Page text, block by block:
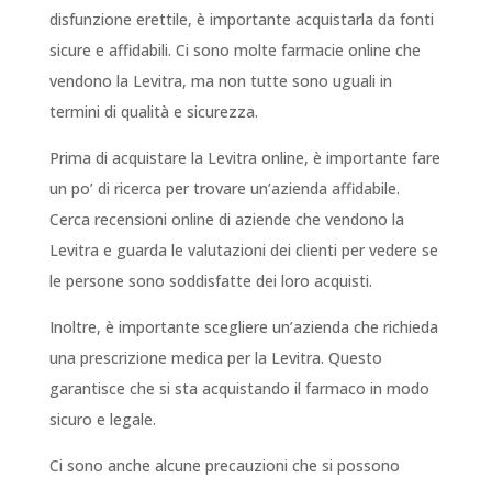
disfunzione erettile, è importante acquistarla da fonti
sicure e affidabili. Ci sono molte farmacie online che
vendono la Levitra, ma non tutte sono uguali in
termini di qualità e sicurezza.
Prima di acquistare la Levitra online, è importante fare
un po’ di ricerca per trovare un’azienda affidabile.
Cerca recensioni online di aziende che vendono la
Levitra e guarda le valutazioni dei clienti per vedere se
le persone sono soddisfatte dei loro acquisti.
Inoltre, è importante scegliere un’azienda che richieda
una prescrizione medica per la Levitra. Questo
garantisce che si sta acquistando il farmaco in modo
sicuro e legale.
Ci sono anche alcune precauzioni che si possono